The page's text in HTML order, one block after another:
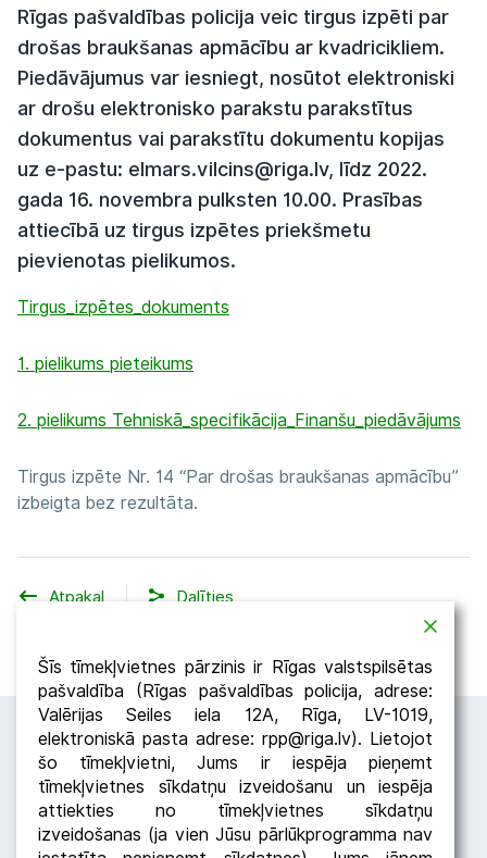
Rīgas pašvaldības policija veic tirgus izpēti par
drošas braukšanas apmācību ar kvadricikliem.
Piedāvājumus var iesniegt, nosūtot elektroniski
ar drošu elektronisko parakstu parakstītus
dokumentus vai parakstītu dokumentu kopijas
uz e-pastu: elmars.vilcins@riga.lv, līdz 2022.
gada 16. novembra pulksten 10.00. Prasības
attiecībā uz tirgus izpētes priekšmetu
pievienotas pielikumos.
Tirgus_izpētes_dokuments
1. pielikums pieteikums
2. pielikums Tehniskā_specifikācija_Finanšu_piedāvājums
Tirgus izpēte Nr. 14 “Par drošas braukšanas apmācību”
izbeigta bez rezultāta.
Atpakaļ Dalīties
Šīs tīmekļvietnes pārzinis ir Rīgas valstspilsētas
pašvaldība (Rīgas pašvaldības policija, adrese:
Valērijas Seiles iela 12A, Rīga, LV-1019,
elektroniskā pasta adrese: rpp@riga.lv). Lietojot
šo tīmekļvietni, Jums ir iespēja pieņemt
tīmekļvietnes sīkdatņu izveidošanu un iespēja
attiekties no tīmekļvietnes sīkdatņu
izveidošanas (ja vien Jūsu pārlūkprogramma nav